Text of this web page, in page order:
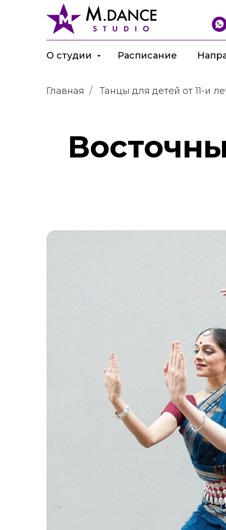
О студии Расписание
Главная / Танцы для детей от 11-и